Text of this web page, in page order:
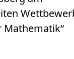
Mathematik“